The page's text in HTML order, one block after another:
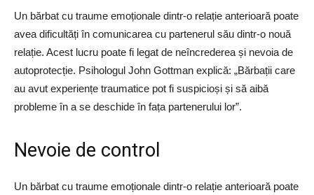
Un bărbat cu traume emoționale dintr-o relație anterioară poate
avea dificultăți în comunicarea cu partenerul său dintr-o nouă
relație. Acest lucru poate fi legat de neîncrederea și nevoia de
autoprotecție. Psihologul John Gottman explică: „Bărbații care
au avut experiențe traumatice pot fi suspicioși și să aibă
probleme în a se deschide în fața partenerului lor”.
Nevoie de control
Un bărbat cu traume emoționale dintr-o relație anterioară poate